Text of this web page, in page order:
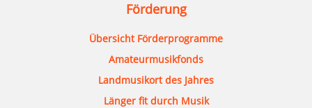
Förderung
Übersicht Förderprogramme
Amateurmusikfonds
Landmusikort des Jahres
Länger fit durch Musik